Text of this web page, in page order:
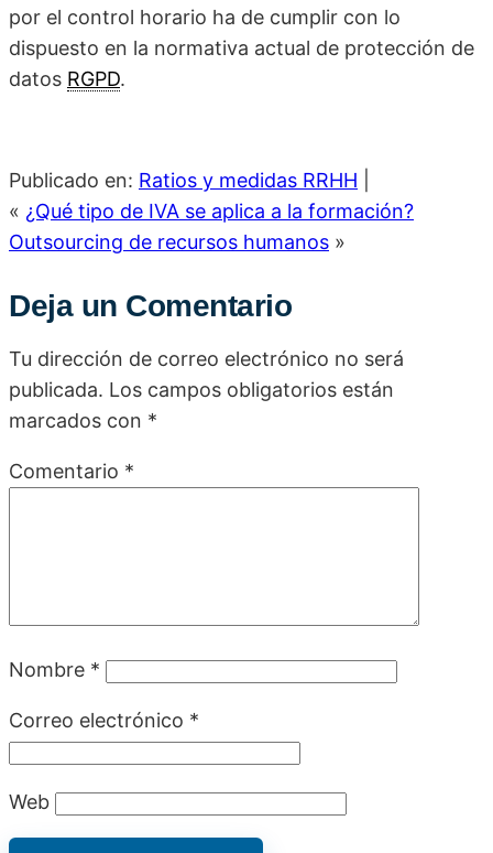
por el control horario ha de cumplir con lo
dispuesto en la normativa actual de protección de
datos RGPD.
Publicado en: Ratios y medidas RRHH
« ¿Qué tipo de IVA se aplica a la formación?
Outsourcing de recursos humanos »
Deja un Comentario
Tu dirección de correo electrónico no será
publicada. Los campos obligatorios están
marcados con *
Comentario *
Nombre *
Correo electrónico *
Web